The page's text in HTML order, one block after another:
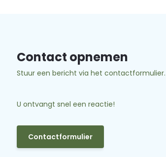
Contact opnemen
Stuur een bericht via het contactformulier.
U ontvangt snel een reactie!
Contactformulier